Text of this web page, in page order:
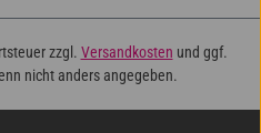
zzgl. Versandkosten und ggf.
nicht anders angegeben.